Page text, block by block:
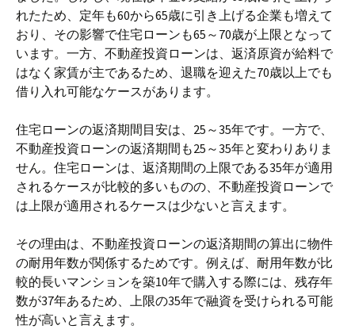
れたため、定年も60から65歳に引き上げる企業も増えて
おり、その影響で住宅ローンも65～70歳が上限となって
います。一方、不動産投資ローンは、返済原資が給料で
はなく家賃が主であるため、退職を迎えた70歳以上でも
借り入れ可能なケースがあります。
住宅ローンの返済期間目安は、25～35年です。一方で、
不動産投資ローンの返済期間も25～35年と変わりありま
せん。住宅ローンは、返済期間の上限である35年が適用
されるケースが比較的多いものの、不動産投資ローンで
は上限が適用されるケースは少ないと言えます。
その理由は、不動産投資ローンの返済期間の算出に物件
の耐用年数が関係するためです。例えば、耐用年数が比
較的長いマンションを築10年で購入する際には、残存年
数が37年あるため、上限の35年で融資を受けられる可能
性が高いと言えます。